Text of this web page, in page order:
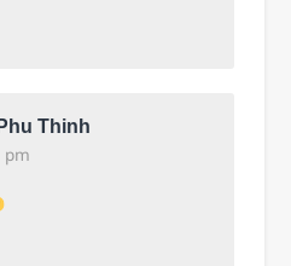
Thinh
pm